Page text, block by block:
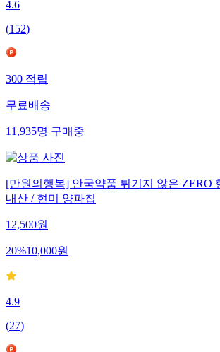
4.6
(152)
300적립
무료배송
11,935명구매중
[만원의행복] 안국약품 튀기지 않은 ZERO
내산 / 현미 양파칩
12,500원
20%10,000원
4.9
(27)